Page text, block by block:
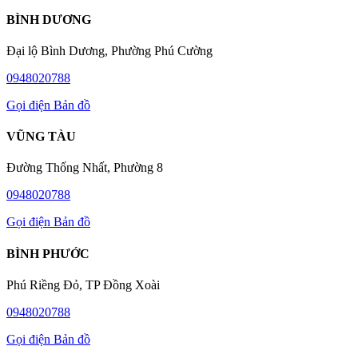
BÌNH DƯƠNG
Đại lộ Bình Dương, Phường Phú Cường
0948020788
Gọi điện Bản đồ
VŨNG TÀU
Đường Thống Nhất, Phường 8
0948020788
Gọi điện Bản đồ
BÌNH PHƯỚC
Phú Riềng Đỏ, TP Đồng Xoài
0948020788
Gọi điện Bản đồ